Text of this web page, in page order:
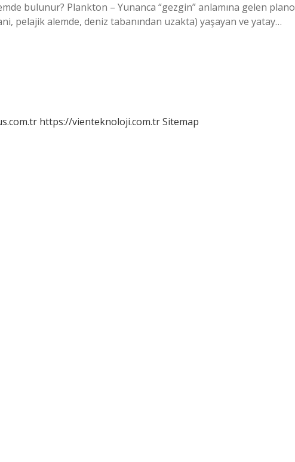
bulunur? Plankton – Yunanca “gezgin” anlamına gelen plano
pelajik alemde, deniz tabanından uzakta) yaşayan ve yatay…
https://vienteknoloji.com.trSitemap